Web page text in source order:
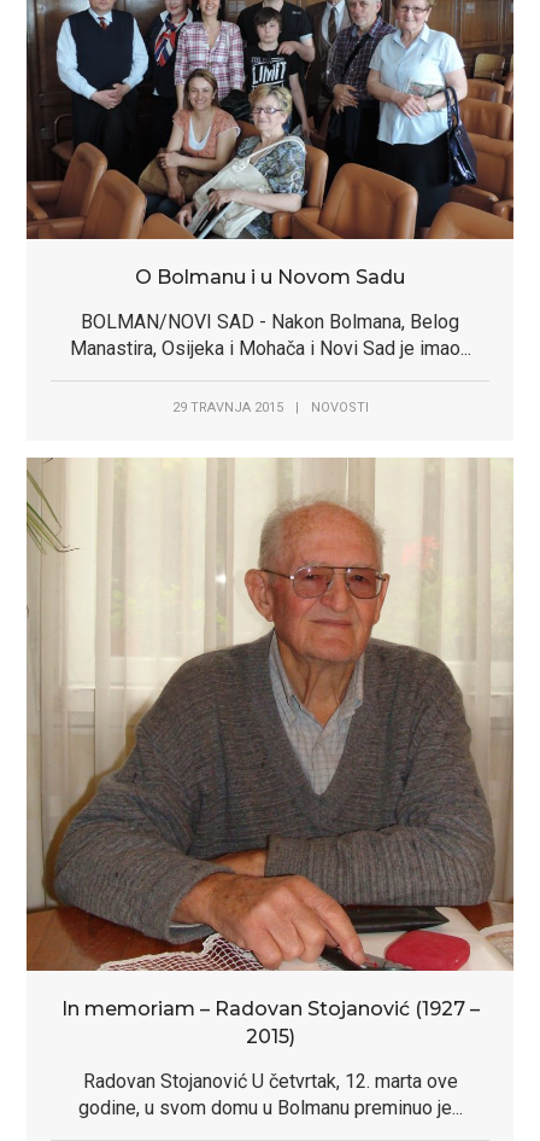
O Bolmanu i u Novom Sadu
BOLMAN/NOVI SAD - Nakon Bolmana, Belog
Manastira, Osijeka i Mohača i Novi Sad je imao...
29 TRAVNJA 2015 | NOVOSTI
In memoriam – Radovan Stojanović (1927 –
2015)
Radovan Stojanović U četvrtak, 12. marta ove
godine, u svom domu u Bolmanu preminuo je...